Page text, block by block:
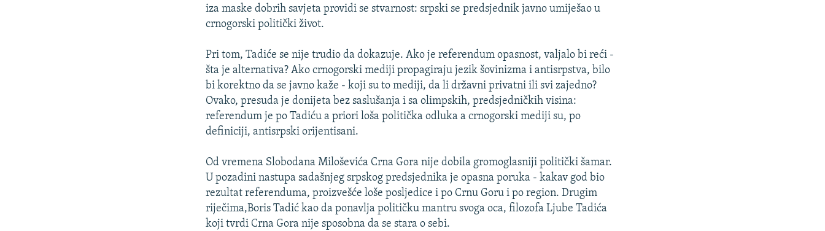
iza maske dobrih savjeta providi se stvarnost: srpski se predsjednik javno umiješao u
crnogorski politički život.
Pri tom, Tadiće se nije trudio da dokazuje. Ako je referendum opasnost, valjalo bi reći -
šta je alternativa? Ako crnogorski mediji propagiraju jezik šovinizma i antisrpstva, bilo
bi korektno da se javno kaže - koji su to mediji, da li državni privatni ili svi zajedno?
Ovako, presuda je donijeta bez saslušanja i sa olimpskih, predsjedničkih visina:
referendum je po Tadiću a priori loša politička odluka a crnogorski mediji su, po
definiciji, antisrpski orijentisani.
Od vremena Slobodana Miloševića Crna Gora nije dobila gromoglasniji politički šamar.
U pozadini nastupa sadašnjeg srpskog predsjednika je opasna poruka - kakav god bio
rezultat referenduma, proizvešće loše posljedice i po Crnu Goru i po region. Drugim
riječima,Boris Tadić kao da ponavlja političku mantru svoga oca, filozofa Ljube Tadića
koji tvrdi Crna Gora nije sposobna da se stara o sebi.